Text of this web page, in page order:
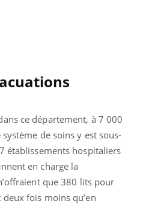
ce département, à 7 000
de soins y est sous-
établissements hospitaliers
en charge la
que 380 lits pour
deux fois moins qu’en